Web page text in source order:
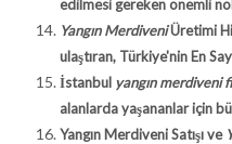
edilmesi gereken önemli
Yangın MerdiveniÜretimi
ulaştıran, Türkiye'nin En
İstanbul yangın merdiveni
alanlarda yaşananlar için
Yangın Merdiveni Satışı ve